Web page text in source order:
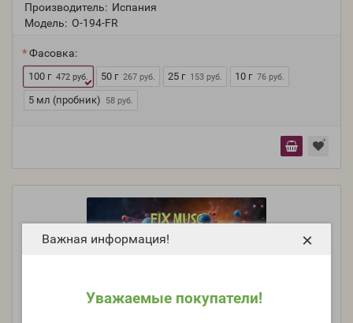
Важная информация!
Уважаемые покупатели!
×
Производитель: Испания
Модель: O-194-FR
Фасовка:
100 г 472 руб. 50 г 267 руб. 25 г 153 руб. 10 г 76 руб.
5 мл (пробник) 58 руб.